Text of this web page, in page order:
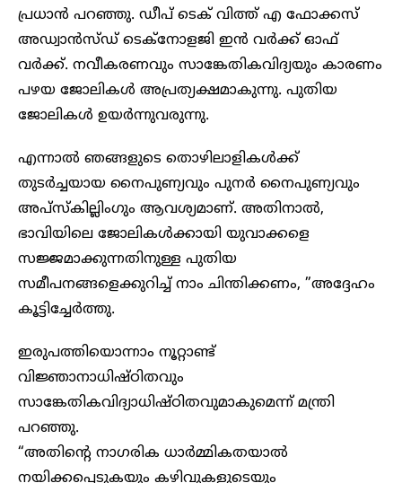
പ്രധാൻ പറഞ്ഞു. ഡീപ് ടെക് വിത്ത് എ ഫോക്കസ്
അഡ്വാൻസ്ഡ് ടെക്നോളജി ഇൻ വർക്ക് ഓഫ്
വർക്ക്. നവീകരണവും സാങ്കേതികവിദ്യയും കാരണം
പഴയ ജോലികൾ അപ്രത്യക്ഷമാകുന്നു. പുതിയ
ജോലികൾ ഉയർന്നുവരുന്നു.
എന്നാൽ ഞങ്ങളുടെ തൊഴിലാളികൾക്ക്
തുടർച്ചയായ നൈപുണ്യവും പുനർ നൈപുണ്യവും
അപ്‌സ്കില്ലിംഗും ആവശ്യമാണ്. അതിനാൽ,
ഭാവിയിലെ ജോലികൾക്കായി യുവാക്കളെ
സജ്ജമാക്കുന്നതിനുള്ള പുതിയ
സമീപനങ്ങളെക്കുറിച്ച് നാം ചിന്തിക്കണം, ”അദ്ദേഹം
കൂട്ടിച്ചേർത്തു.
ഇരുപത്തിയൊന്നാം നൂറ്റാണ്ട്
വിജ്ഞാനാധിഷ്ഠിതവും
സാങ്കേതികവിദ്യാധിഷ്ഠിതവുമാകുമെന്ന് മന്ത്രി
പറഞ്ഞു.
“അതിന്റെ നാഗരിക ധാർമ്മികതയാൽ
നയിക്കപ്പെടുകയും കഴിവുകളുടെയും